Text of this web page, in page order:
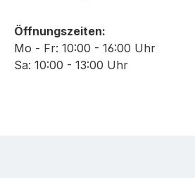
Öffnungszeiten:
Mo - Fr: 10:00 - 16:00 Uhr
Sa: 10:00 - 13:00 Uhr